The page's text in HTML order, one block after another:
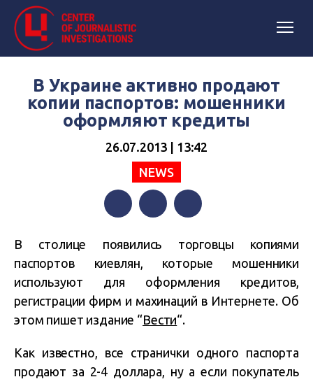
В Украине активно продают
копии паспортов: мошенники
оформляют кредиты
26.07.2013 | 13:42
NEWS
В столице появились торговцы копиями
паспортов киевлян, которые мошенники
используют для оформления кредитов,
регистрации фирм и махинаций в Интернете. Об
этом пишет издание “Вести“.
Как известно, все странички одного паспорта
продают за 2-4 доллара, ну а если покупатель